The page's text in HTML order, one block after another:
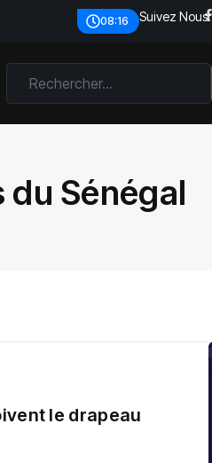
08:16 Suivez Nous:
du Sénégal
le drapeau